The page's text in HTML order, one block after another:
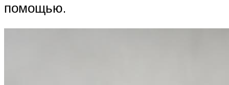
помощью.